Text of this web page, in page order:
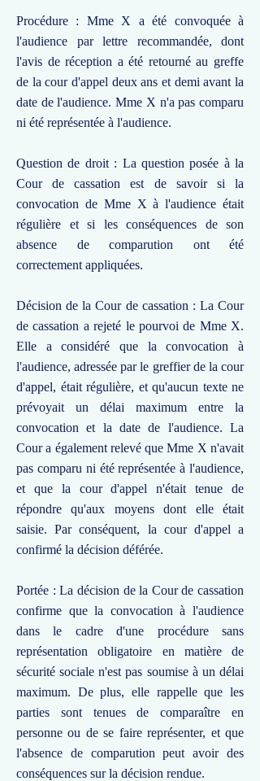
Procédure : Mme X a été convoquée à
l'audience par lettre recommandée, dont
l'avis de réception a été retourné au greffe
de la cour d'appel deux ans et demi avant la
date de l'audience. Mme X n'a pas comparu
ni été représentée à l'audience.
Question de droit : La question posée à la
Cour de cassation est de savoir si la
convocation de Mme X à l'audience était
régulière et si les conséquences de son
absence de comparution ont été
correctement appliquées.
Décision de la Cour de cassation : La Cour
de cassation a rejeté le pourvoi de Mme X.
Elle a considéré que la convocation à
l'audience, adressée par le greffier de la cour
d'appel, était régulière, et qu'aucun texte ne
prévoyait un délai maximum entre la
convocation et la date de l'audience. La
Cour a également relevé que Mme X n'avait
pas comparu ni été représentée à l'audience,
et que la cour d'appel n'était tenue de
répondre qu'aux moyens dont elle était
saisie. Par conséquent, la cour d'appel a
confirmé la décision déférée.
Portée : La décision de la Cour de cassation
confirme que la convocation à l'audience
dans le cadre d'une procédure sans
représentation obligatoire en matière de
sécurité sociale n'est pas soumise à un délai
maximum. De plus, elle rappelle que les
parties sont tenues de comparaître en
personne ou de se faire représenter, et que
l'absence de comparution peut avoir des
conséquences sur la décision rendue.